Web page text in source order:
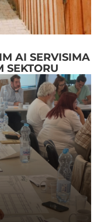
AI SERVISIMA
SEKTORU